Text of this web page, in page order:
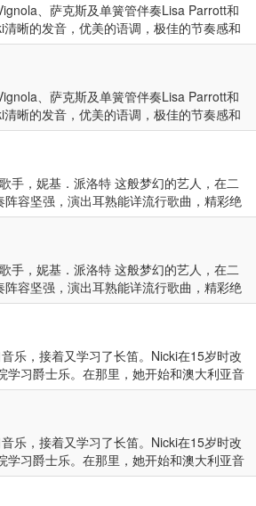
低音提琴。高中毕业后进入新南威尔士音
括钢琴家迈克·诺克（Mike Nock）、萨克
和查克·芬德利（Chuck Findley）在澳大利
麦卡特尼、Slash、史蒂夫·米勒、汤米·艾
科特·汉密尔顿、拉里·卡尔顿等音乐家有
制里，她反而更加游刃有余。 艺术家简
生于纽卡斯尔。四岁学钢琴，后兼学长
习爵士乐，在校期间开始与澳大利亚爵士
·巴洛（Dale Barlow）、钢琴家保罗·格拉
（Daniel Kramer）、美国小号手博比·休
、萨克斯及单簧管伴奏Lisa Parrott和
晰的发音，优美的语调，极佳的节奏感和
利亚纽卡斯尔，四岁时开始用钢琴学习音
，她搬到悉尼，在新南威尔士音乐学院学
Nock, Dale Barlow, Paul Grabowsky,
Kramer、Alexander Fischer、美国小号
深造，和旅澳艺术家Ray Brown和John
在周一晚上的铱爵士俱乐部进行表演。作
，例如Paul McCartney, Slash, Steve
Joe Wilder, Randy Brecker, Clark
Patti Labelle & the New York Pops
Ken Peplowski, Ann Hampton
、萨克斯及单簧管伴奏Lisa Parrott和
晰的发音，优美的语调，极佳的节奏感和
利亚纽卡斯尔，四岁时开始用钢琴学习音
，她搬到悉尼，在新南威尔士音乐学院学
Nock, Dale Barlow, Paul Grabowsky,
Kramer、Alexander Fischer、美国小号
深造，和旅澳艺术家Ray Brown和John
在周一晚上的铱爵士俱乐部进行表演。作
，例如Paul McCartney, Slash, Steve
Joe Wilder, Randy Brecker, Clark
Patti Labelle & the New York Pops
Ken Peplowski, Ann Hampton
手，妮基．派洛特 这般梦幻的艺人，在二
容坚强，演出耳熟能详流行歌曲，精彩绝
，同样来自澳洲的贝斯手兼歌手妮基．派洛
学长笛，但在十五岁时因为姐姐的乐团需
，因此高中毕业之后她就进入音乐学院继
造后，妮基留在纽约演出，在吉他传奇乐
。雷斯．保罗是妮基重要的朋友兼导师，
中负责贝斯演出，但由她自己掛名的个人专
张2023年发行的「Can't Take My Eyes
〇年代以后的经典情歌。打头阵的标题曲
招牌曲，数百个翻唱版本让此曲在四十多
Rainbow」、情歌圣手作曲家巴克拉赫的
强悍：包括钢琴家约翰．迪．马替农、鼓
、哈瑞．艾伦两位萨克斯风手，最特别的
。尤其鼓手亚．金森在「Sugar Sweet」
农精彩的独奏，展现专业乐手的优秀技
手，妮基．派洛特 这般梦幻的艺人，在二
容坚强，演出耳熟能详流行歌曲，精彩绝
，同样来自澳洲的贝斯手兼歌手妮基．派洛
学长笛，但在十五岁时因为姐姐的乐团需
，因此高中毕业之后她就进入音乐学院继
造后，妮基留在纽约演出，在吉他传奇乐
。雷斯．保罗是妮基重要的朋友兼导师，
中负责贝斯演出，但由她自己掛名的个人专
张2011年发行的「Can't Take My Eyes
〇年代以后的经典情歌。打头阵的标题曲
招牌曲，数百个翻唱版本让此曲在四十多
Rainbow」、情歌圣手作曲家巴克拉赫的
强悍：包括钢琴家约翰．迪．马替农、鼓
乐，接着又学习了长笛。Nicki在15岁时改
习爵士乐。在那里，她开始和澳大利亚音
McGann, Ten Part Invention。她还和
Shew和Chuck Findley一起游览了澳
。 2000年6月，妮基开始与传奇吉他手和
·保罗三重奏的一部分，妮基和众多吉他大
fellow Aussie, Tommy Emmanuel等。在这
Joe Wilder, Randy Brecker, Clark Terry,
Labelle & the New York Pops
乐，接着又学习了长笛。Nicki在15岁时改
习爵士乐。在那里，她开始和澳大利亚音
McGann, Ten Part Invention。她还和
Shew和Chuck Findley一起游览了澳